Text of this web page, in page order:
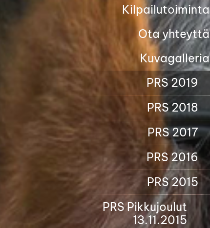
Kilpailutoiminta
Ota yhteyttä
Kuvagalleria
PRS 2019
PRS 2018
PRS 2017
PRS 2016
PRS 2015
PRS Pikkujoulut
13.11.2015